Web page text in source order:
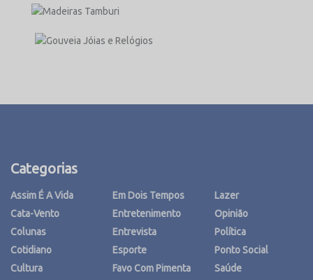
Categorias
Assim É A Vida
Cata-Vento
Colunas
Cotidiano
Cultura
Em Dois Tempos
Entretenimento
Entrevista
Esporte
Favo Com Pimenta
Lazer
Opinião
Política
Ponto Social
Saúde